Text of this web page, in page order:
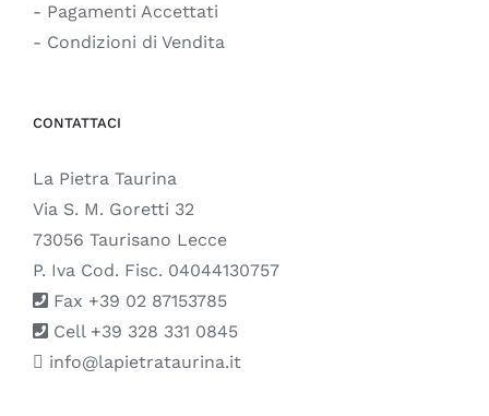
- Pagamenti Accettati
- Condizioni di Vendita
CONTATTACI
La Pietra Taurina
Via S. M. Goretti 32
73056 Taurisano Lecce
P. Iva Cod. Fisc. 04044130757
Fax +39 02 87153785
Cell +39 328 331 0845
info@lapietrataurina.it